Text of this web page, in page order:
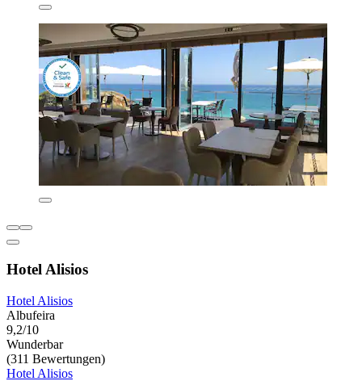
Hotel Alisios
Hotel Alisios
Albufeira
9,2/10
Wunderbar
(311 Bewertungen)
Hotel Alisios